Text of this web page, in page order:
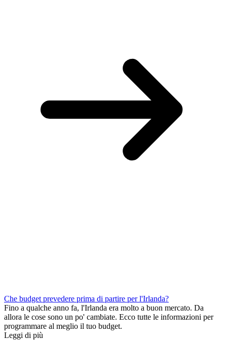
Che budget prevedere prima di partire per l'Irlanda?
Fino a qualche anno fa, l'Irlanda era molto a buon mercato. Da
allora le cose sono un po' cambiate. Ecco tutte le informazioni per
programmare al meglio il tuo budget.
Leggi di più